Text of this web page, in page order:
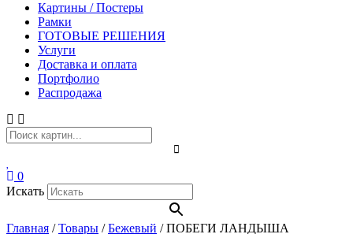
Картины / Постеры
Рамки
ГОТОВЫЕ РЕШЕНИЯ
Услуги
Доставка и оплата
Портфолио
Распродажа
0
Искать
Главная /Товары /Бежевый /ПОБЕГИ ЛАНДЫША